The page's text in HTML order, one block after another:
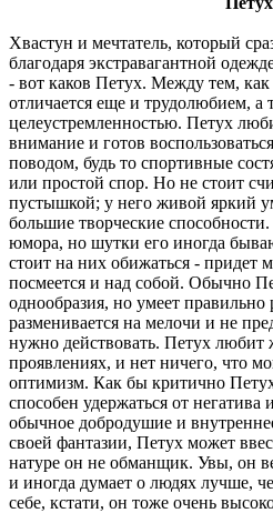
Хвастун и мечтатель, который
благодаря экстравагантной
- вот каков Петух. Между тем,
отличается еще и трудолюбием, а
целеустремленностью. Петух
внимание и готов
поводом, будь то спортивные
или простой спор. Но не стоит
пустышкой; у него живой яркий
большие творческие
юмора, но шутки его иногда
стоит на них обижаться - придет
посмеется и над собой. Обычно
однообразия, но умеет правильно
разменивается на мелочи и не
нужно действовать. Петух любит
проявлениях, и нет ничего, что
оптимизм. Как бы критично
способен удержаться от
обычное добродушие и
своей фантазии, Петух может
натуре он не обманщик. Увы, он
и иногда думает о людях лучше,
себе, кстати, он тоже очень